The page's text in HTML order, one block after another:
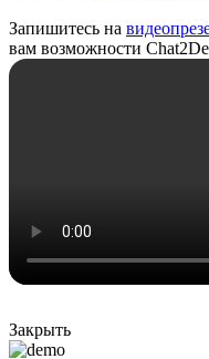
Запишитесь на
вам возможности
Закрыть